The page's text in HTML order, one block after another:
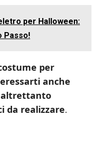
per Halloween:
Passo!
per
anche
altrettanto
da realizzare.